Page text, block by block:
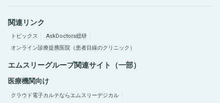
関連リンク
トピックス
AskDoctors総研
オンライン診療提携医院（患者目線のクリニック）
エムスリーグループ関連サイト（一部）
医療機関向け
クラウド電子カルテならエムスリーデジカル